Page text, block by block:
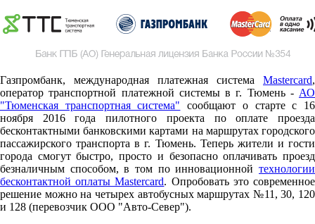
Газпромбанк, международная платежная система Mastercard,
оператор транспортной платежной системы в г. Тюмень - АО
"Тюменская транспортная система" сообщают о старте c 16
ноября 2016 года пилотного проекта по оплате проезда
бесконтактными банковскими картами на маршрутах городского
пассажирского транспорта в г. Тюмень. Теперь жители и гости
города смогут быстро, просто и безопасно оплачивать проезд
безналичным способом, в том по инновационной технологии
бесконтактной оплаты Mastercard. Опробовать это современное
решение можно на четырех автобусных маршрутах №11, 30, 120
и 128 (перевозчик ООО "Авто-Север").